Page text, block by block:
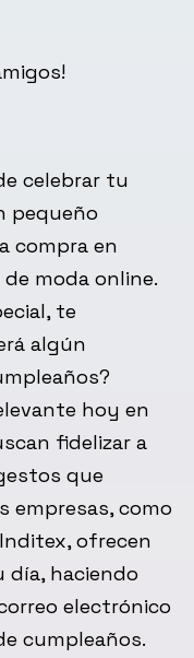
celebrar tu
pequeño
compra en
moda online.
te
algún
hoy en
fidelizar a
que
empresas, como
ofrecen
día, haciendo
electrónico
cumpleaños.